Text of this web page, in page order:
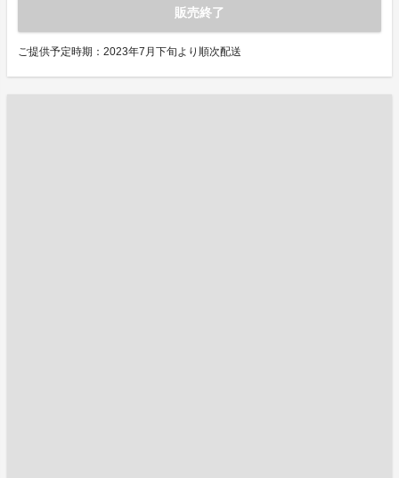
販売終了
ご提供予定時期：2023年7月下旬より順次配送